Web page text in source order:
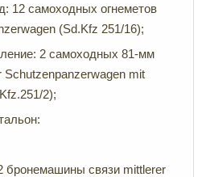
12 самоходных огнеметов
(Sd.Kfz 251/16);
2 самоходных 81-мм
Schutzenpanzerwagen mit
2);
бронемашины связи mittlerer